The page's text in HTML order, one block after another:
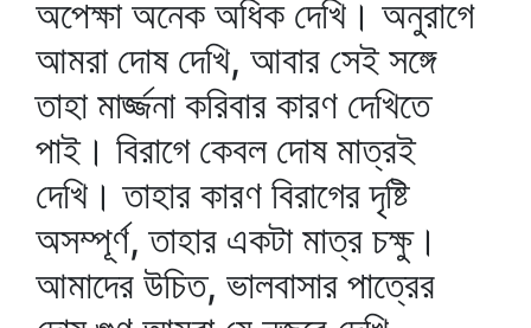
অপেক্ষা অনেক অধিক দেখি। অনুরাগে
আমরা দোষ দেখি, আবার সেই সঙ্গে
তাহা মার্জ্জনা করিবার কারণ দেখিতে
পাই। বিরাগে কেবল দোষ মাত্রই
দেখি। তাহার কারণ বিরাগের দৃষ্টি
অসম্পূর্ণ, তাহার একটা মাত্র চক্ষু।
আমাদের উচিত, ভালবাসার পাত্রের